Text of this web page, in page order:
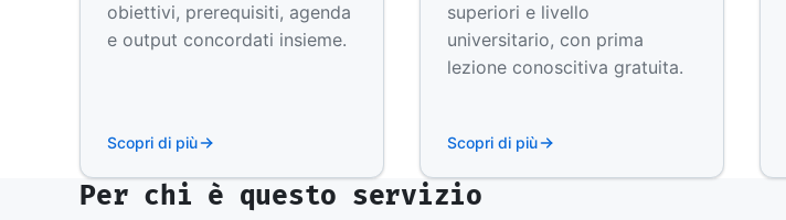
obiettivi, prerequisiti, agenda
e output concordati insieme.
Scopri di più
superiori e livello
universitario, con prima
lezione conoscitiva gratuita.
Scopri di più
Per chi è questo servizio